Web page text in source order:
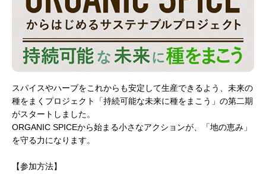
スパイスやハーブをこれからも安定して生産できるよう、未来の
種をまくプロジェクト「持続可能な未来に種をまこう」の第二期
がスタートしました。
ORGANIC SPICEから始まる小さなアクションが、「地の恵み」
を守る力になります。
【参加方法】